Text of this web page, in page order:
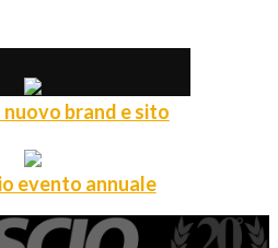
nuovo brand e sito
evento annuale